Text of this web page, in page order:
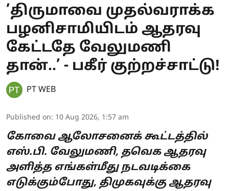
’திருமாவை முதல்வராக்க
பழனிசாமியிடம் ஆதரவு
கேட்டதே வேலுமணி
தான்..’ - பகீர் குற்றச்சாட்டு!
PT WEB
Published on: 10 Aug 2026, 1:57 am
கோவை ஆலோசனைக் கூட்டத்தில்
எஸ்.பி. வேலுமணி, தவெக ஆதரவு
அளித்த எங்கள்மீது நடவடிக்கை
எடுக்கும்போது, திமுகவுக்கு ஆதரவு